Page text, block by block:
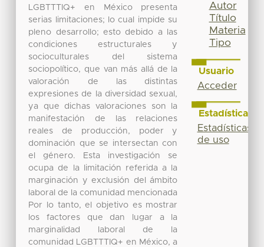
LGBTTTIQ+ en México presenta
serias limitaciones; lo cual impide su
pleno desarrollo; esto debido a las
condiciones estructurales y
socioculturales del sistema
sociopolítico, que van más allá de la
valoración de las distintas
expresiones de la diversidad sexual,
ya que dichas valoraciones son la
manifestación de las relaciones
reales de producción, poder y
dominación que se intersectan con
el género. Esta investigación se
ocupa de la limitación referida a la
marginación y exclusión del ámbito
laboral de la comunidad mencionada
Por lo tanto, el objetivo es mostrar
los factores que dan lugar a la
marginalidad laboral de la
comunidad LGBTTTIQ+ en México, a
Autor
Título
Materia
Tipo
Usuario
Acceder
Estadísticas
Estadísticas
de uso